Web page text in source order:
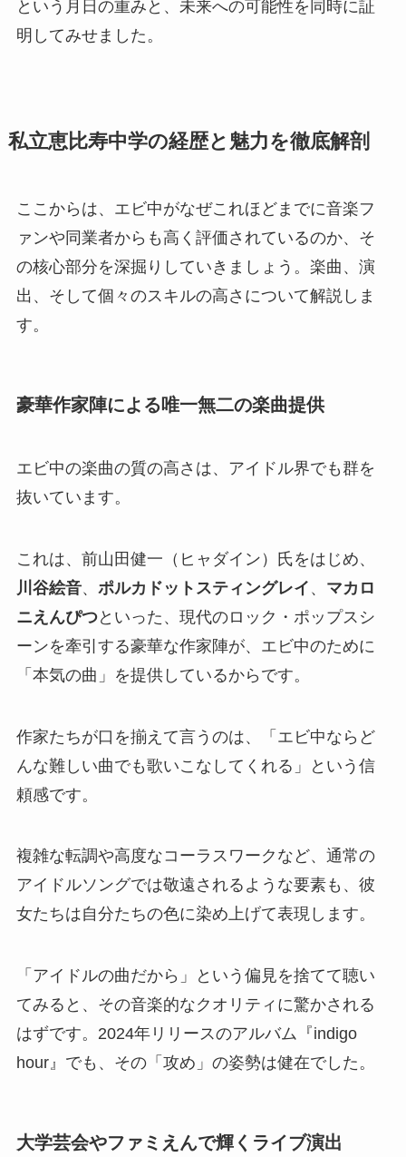
という月日の重みと、未来への可能性を同時に証
明してみせました。
私立恵比寿中学の経歴と魅力を徹底解剖
ここからは、エビ中がなぜこれほどまでに音楽フ
ァンや同業者からも高く評価されているのか、そ
の核心部分を深掘りしていきましょう。楽曲、演
出、そして個々のスキルの高さについて解説しま
す。
豪華作家陣による唯一無二の楽曲提供
エビ中の楽曲の質の高さは、アイドル界でも群を
抜いています。
これは、前山田健一（ヒャダイン）氏をはじめ、
川谷絵音、 ポルカドットスティングレイ 、 マカロ
ニえんぴつといった、現代のロック・ポップスシ
ーンを牽引する豪華な作家陣が、エビ中のために
「本気の曲」を提供しているからです。
作家たちが口を揃えて言うのは、「エビ中ならど
んな難しい曲でも歌いこなしてくれる」という信
頼感です。
複雑な転調や高度なコーラスワークなど、通常の
アイドルソングでは敬遠されるような要素も、彼
女たちは自分たちの色に染め上げて表現します。
「アイドルの曲だから」という偏見を捨てて聴い
てみると、その音楽的なクオリティに驚かされる
はずです。2024年リリースのアルバム『indigo
hour』でも、その「攻め」の姿勢は健在でした。
大学芸会やファミえんで輝くライブ演出